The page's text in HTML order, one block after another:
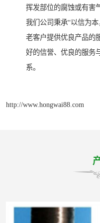
挥发部位的腐蚀或有害
我们公司秉承“以信为
老客户提供优良产品的
好的信誉、优良的服务
系。
http://www.hongwai88.com